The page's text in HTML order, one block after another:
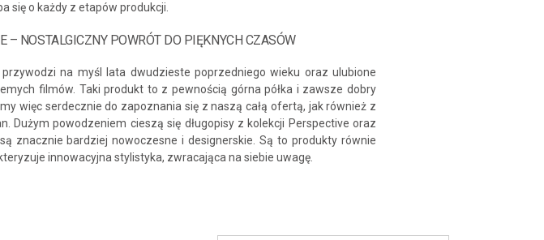
się o każdy z etapów produkcji.
– NOSTALGICZNY POWRÓT DO PIĘKNYCH CZASÓW
przywodzi na myśl lata dwudzieste poprzedniego wieku oraz ulubione
filmów. Taki produkt to z pewnością górna półka i zawsze dobry
więc serdecznie do zapoznania się z naszą całą ofertą, jak również z
Dużym powodzeniem cieszą się długopisy z kolekcji Perspective oraz
znacznie bardziej nowoczesne i designerskie. Są to produkty równie
innowacyjna stylistyka, zwracająca na siebie uwagę.